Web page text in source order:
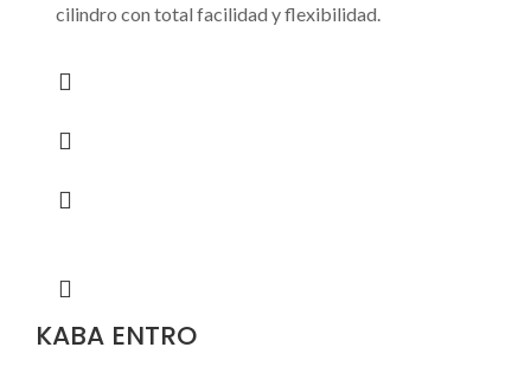
cilindro con total facilidad y flexibilidad.
KABA ENTRO